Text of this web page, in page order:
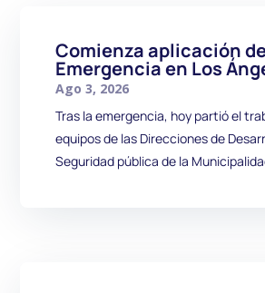
Comienza aplicación
Emergencia en Los
Ago 3, 2026
Tras la emergencia, hoy partió el
equipos de las Direcciones de
Seguridad pública de la